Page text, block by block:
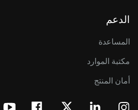
الدعم
المساعدة
مكتبة الموارد
أمان المنتج